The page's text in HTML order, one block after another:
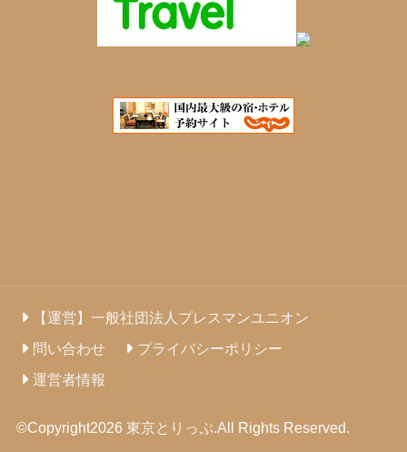
【運営】一般社団法人プレスマンユニオン
問い合わせ
プライバシーポリシー
運営者情報
©Copyright2026 東京とりっぷ.All Rights Reserved.